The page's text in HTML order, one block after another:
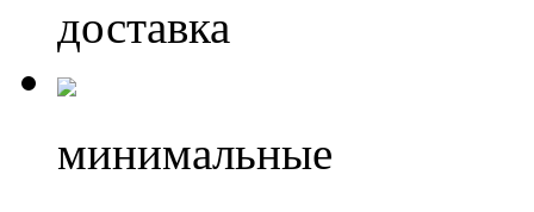
доставка
минимальные